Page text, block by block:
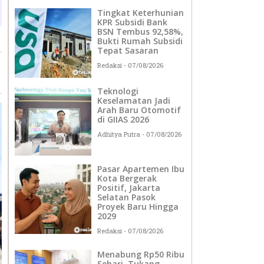
Tingkat Keterhunian
KPR Subsidi Bank
BSN Tembus 92,58%,
Bukti Rumah Subsidi
Tepat Sasaran
Redaksi 07/08/2026
Teknologi
Keselamatan Jadi
Arah Baru Otomotif
di GIIAS 2026
Adhitya Putra 07/08/2026
Pasar Apartemen Ibu
Kota Bergerak
Positif, Jakarta
Selatan Pasok
Proyek Baru Hingga
2029
Redaksi 07/08/2026
Menabung Rp50 Ribu